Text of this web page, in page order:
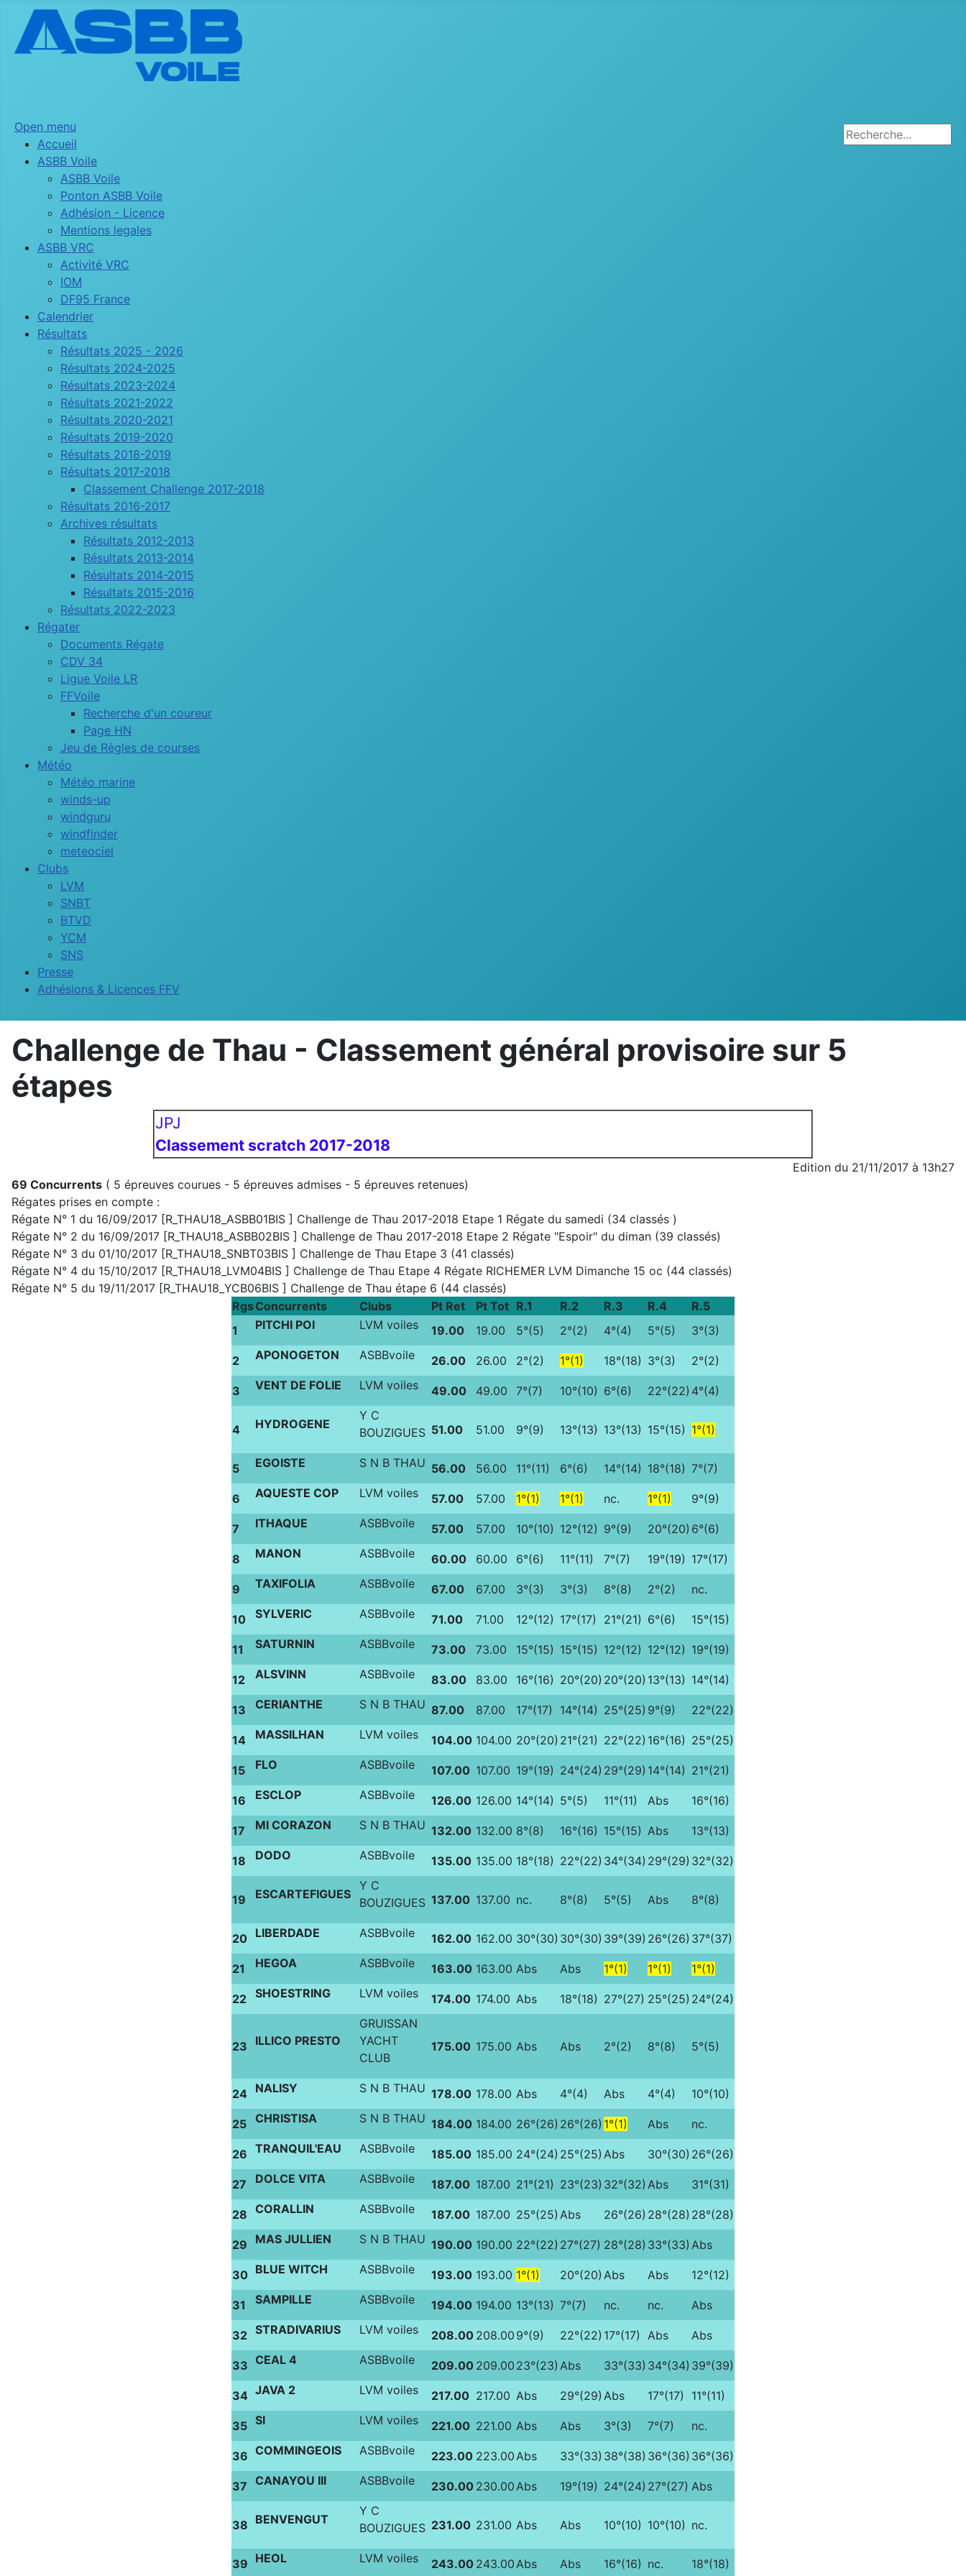
Open menu
Accueil
ASBB Voile
ASBB Voile
Ponton ASBB Voile
Adhésion - Licence
Mentions legales
ASBB VRC
Activité VRC
IOM
DF95 France
Calendrier
Résultats
Résultats 2025 - 2026
Résultats 2024-2025
Résultats 2023-2024
Résultats 2021-2022
Résultats 2020-2021
Résultats 2019-2020
Résultats 2018-2019
Résultats 2017-2018
Classement Challenge 2017-2018
Résultats 2016-2017
Archives résultats
Résultats 2012-2013
Résultats 2013-2014
Résultats 2014-2015
Résultats 2015-2016
Résultats 2022-2023
Régater
Documents Régate
CDV 34
Ligue Voile LR
FFVoile
Recherche d'un coureur
Page HN
Jeu de Règles de courses
Météo
Météo marine
winds-up
windguru
windfinder
meteociel
Clubs
LVM
SNBT
BTVD
YCM
SNS
Presse
Adhésions & Licences FFV
Rechercher
Challenge de Thau - Classement général provisoire sur 5
étapes
JPJ
Classement scratch 2017-2018
Edition du 21/11/2017 à 13h27
69 Concurrents ( 5 épreuves courues - 5 épreuves admises - 5 épreuves retenues)
Régates prises en compte :
Régate N° 1 du 16/09/2017 [R_THAU18_ASBB01BIS ] Challenge de Thau 2017-2018 Etape 1 Régate du samedi (34 classés )
Régate N° 2 du 16/09/2017 [R_THAU18_ASBB02BIS ] Challenge de Thau 2017-2018 Etape 2 Régate "Espoir" du diman (39 classés)
Régate N° 3 du 01/10/2017 [R_THAU18_SNBT03BIS ] Challenge de Thau Etape 3 (41 classés)
Régate N° 4 du 15/10/2017 [R_THAU18_LVM04BIS ] Challenge de Thau Etape 4 Régate RICHEMER LVM Dimanche 15 oc (44 classés)
Régate N° 5 du 19/11/2017 [R_THAU18_YCB06BIS ] Challenge de Thau étape 6 (44 classés)
RgsConcurrents Clubs Pt Ret Pt Tot R.1 R.2 R.3 R.4
R.5
1
PITCHI POI LVM voiles 19.00 19.00 5°(5) 2°(2) 4°(4) 5°(5) 3°(3)
2 APONOGETON ASBBvoile 26.00 26.00 2°(2) 1°(1) 18°(18) 3°(3) 2°(2)
3 VENT DE FOLIE LVM voiles 49.00 49.00 7°(7) 10°(10) 6°(6) 22°(22) 4°(4)
4 HYDROGENE
Y C
BOUZIGUES 51.00 51.00 9°(9) 13°(13) 13°(13) 15°(15) 1°(1)
5 EGOISTE S N B THAU 56.00 56.00 11°(11) 6°(6) 14°(14) 18°(18) 7°(7)
6 AQUESTE COP LVM voiles 57.00 57.00 1°(1) 1°(1) nc. 1°(1) 9°(9)
7 ITHAQUE ASBBvoile 57.00 57.00 10°(10) 12°(12) 9°(9) 20°(20) 6°(6)
8 MANON ASBBvoile 60.00 60.00 6°(6) 11°(11) 7°(7) 19°(19) 17°(17)
9 TAXIFOLIA ASBBvoile 67.00 67.00 3°(3) 3°(3) 8°(8) 2°(2) nc.
10 SYLVERIC ASBBvoile 71.00 71.00 12°(12) 17°(17) 21°(21) 6°(6) 15°(15)
11 SATURNIN ASBBvoile 73.00 73.00 15°(15) 15°(15) 12°(12) 12°(12) 19°(19)
12 ALSVINN ASBBvoile 83.00 83.00 16°(16) 20°(20) 20°(20) 13°(13) 14°(14)
13 CERIANTHE S N B THAU 87.00 87.00 17°(17) 14°(14) 25°(25) 9°(9) 22°(22)
14 MASSILHAN LVM voiles 104.00 104.00 20°(20) 21°(21) 22°(22) 16°(16) 25°(25)
15 FLO ASBBvoile 107.00 107.00 19°(19) 24°(24) 29°(29) 14°(14) 21°(21)
16 ESCLOP ASBBvoile 126.00 126.00 14°(14) 5°(5) 11°(11) Abs 16°(16)
17 MI CORAZON S N B THAU 132.00 132.00 8°(8) 16°(16) 15°(15) Abs 13°(13)
18 DODO ASBBvoile 135.00 135.00 18°(18) 22°(22) 34°(34) 29°(29) 32°(32)
19 ESCARTEFIGUES
Y C
BOUZIGUES 137.00 137.00 nc. 8°(8) 5°(5) Abs 8°(8)
20 LIBERDADE ASBBvoile 162.00 162.00 30°(30) 30°(30) 39°(39) 26°(26) 37°(37)
21 HEGOA ASBBvoile 163.00 163.00 Abs Abs 1°(1) 1°(1) 1°(1)
22 SHOESTRING LVM voiles 174.00 174.00 Abs 18°(18) 27°(27) 25°(25) 24°(24)
23 ILLICO PRESTO
GRUISSAN
YACHT
CLUB
175.00 175.00 Abs Abs 2°(2) 8°(8) 5°(5)
24 NALISY S N B THAU 178.00 178.00 Abs 4°(4) Abs 4°(4) 10°(10)
25 CHRISTISA S N B THAU 184.00 184.00 26°(26) 26°(26) 1°(1) Abs nc.
26 TRANQUIL'EAU ASBBvoile 185.00 185.00 24°(24) 25°(25) Abs 30°(30) 26°(26)
27 DOLCE VITA ASBBvoile 187.00 187.00 21°(21) 23°(23) 32°(32) Abs 31°(31)
28 CORALLIN ASBBvoile 187.00 187.00 25°(25) Abs 26°(26) 28°(28) 28°(28)
29 MAS JULLIEN S N B THAU 190.00 190.00 22°(22) 27°(27) 28°(28) 33°(33) Abs
30 BLUE WITCH ASBBvoile 193.00 193.00 1°(1) 20°(20) Abs Abs 12°(12)
31 SAMPILLE ASBBvoile 194.00 194.00 13°(13) 7°(7) nc. nc. Abs
32 STRADIVARIUS LVM voiles 208.00 208.00 9°(9) 22°(22) 17°(17) Abs Abs
33 CEAL 4 ASBBvoile 209.00 209.00 23°(23) Abs 33°(33) 34°(34) 39°(39)
34 JAVA 2 LVM voiles 217.00 217.00 Abs 29°(29) Abs 17°(17) 11°(11)
35 SI LVM voiles 221.00 221.00 Abs Abs 3°(3) 7°(7) nc.
36 COMMINGEOIS ASBBvoile 223.00 223.00Abs 33°(33) 38°(38) 36°(36) 36°(36)
37 CANAYOU III ASBBvoile 230.00 230.00Abs 19°(19) 24°(24) 27°(27) Abs
38 BENVENGUT
Y C
BOUZIGUES 231.00 231.00 Abs Abs 10°(10) 10°(10) nc.
39 HEOL LVM voiles 243.00 243.00Abs Abs 16°(16) nc. 18°(18)